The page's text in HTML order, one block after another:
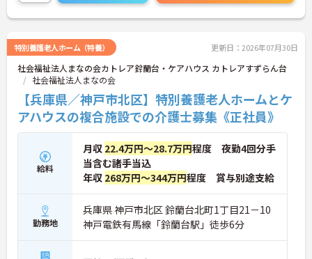
特別養護老人ホーム（特養） 更新日：2026年07月30日
社会福祉法人まなの会カトレア鈴蘭台・ケアハウス カトレアすずらん台
社会福祉法人まなの会
【兵庫県／神戸市北区】特別養護老人ホームとケ
アハウスの複合施設での介護士募集《正社員》
給料
月収 22.4万円～28.7万円程度 夜勤4回分手
当含む諸手当込
年収 268万円～344万円程度 賞与別途支給
勤務地
兵庫県 神戸市北区 鈴蘭台北町1丁目21－10
神戸電鉄有馬線「鈴蘭台駅」徒歩6分